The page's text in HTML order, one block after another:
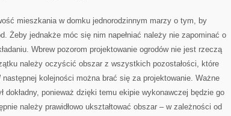
GNIAZDKA
W
mieszkania w domku jednorodzinnym marzy o tym, by
Żeby jednakże móc się nim napełniać należy nie zapominać o
Wbrew pozorom projektowanie ogrodów nie jest rzeczą
należy oczyścić obszar z wszystkich pozostałości, które
następnej kolejności można brać się za projektowanie. Ważne
dokładny, ponieważ dzięki temu ekipie wykonawczej będzie go
należy prawidłowo ukształtować obszar – w zależności od